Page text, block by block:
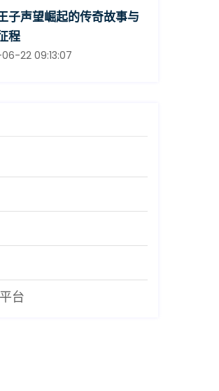
子声望崛起的传奇故事与
程
22 09:13:07
台